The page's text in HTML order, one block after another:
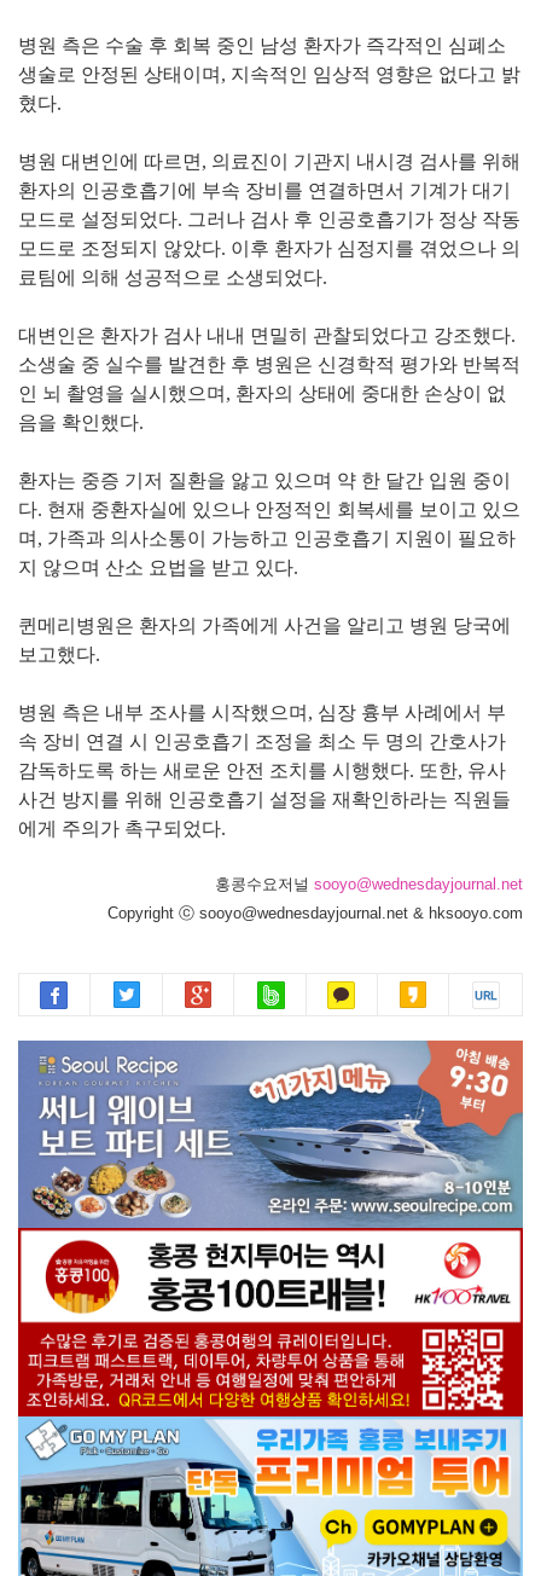
병원 측은 수술 후 회복 중인 남성 환자가 즉각적인 심폐소
생술로 안정된 상태이며, 지속적인 임상적 영향은 없다고 밝
혔다.
병원 대변인에 따르면, 의료진이 기관지 내시경 검사를 위해
환자의 인공호흡기에 부속 장비를 연결하면서 기계가 대기
모드로 설정되었다. 그러나 검사 후 인공호흡기가 정상 작동
모드로 조정되지 않았다. 이후 환자가 심정지를 겪었으나 의
료팀에 의해 성공적으로 소생되었다.
대변인은 환자가 검사 내내 면밀히 관찰되었다고 강조했다.
소생술 중 실수를 발견한 후 병원은 신경학적 평가와 반복적
인 뇌 촬영을 실시했으며, 환자의 상태에 중대한 손상이 없
음을 확인했다.
환자는 중증 기저 질환을 앓고 있으며 약 한 달간 입원 중이
다. 현재 중환자실에 있으나 안정적인 회복세를 보이고 있으
며, 가족과 의사소통이 가능하고 인공호흡기 지원이 필요하
지 않으며 산소 요법을 받고 있다.
퀸메리병원은 환자의 가족에게 사건을 알리고 병원 당국에
보고했다.
병원 측은 내부 조사를 시작했으며, 심장 흉부 사례에서 부
속 장비 연결 시 인공호흡기 조정을 최소 두 명의 간호사가
감독하도록 하는 새로운 안전 조치를 시행했다. 또한, 유사
사건 방지를 위해 인공호흡기 설정을 재확인하라는 직원들
에게 주의가 촉구되었다.
홍콩수요저널 sooyo@wednesdayjournal.net
Copyright ⓒ sooyo@wednesdayjournal.net & hksooyo.com